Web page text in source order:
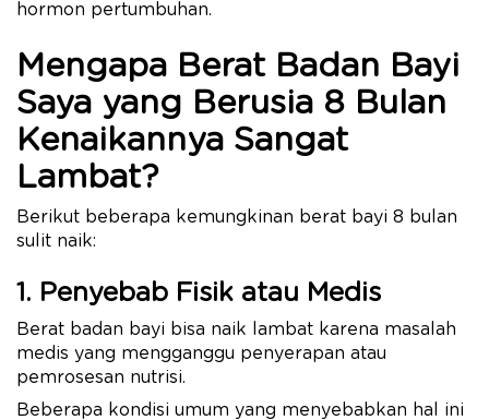
hormon pertumbuhan.
Mengapa Berat Badan Bayi
Saya yang Berusia 8 Bulan
Kenaikannya Sangat
Lambat?
Berikut beberapa kemungkinan berat bayi 8 bulan
sulit naik:
1. Penyebab Fisik atau Medis
Berat badan bayi bisa naik lambat karena masalah
medis yang mengganggu penyerapan atau
pemrosesan nutrisi.
Beberapa kondisi umum yang menyebabkan hal ini